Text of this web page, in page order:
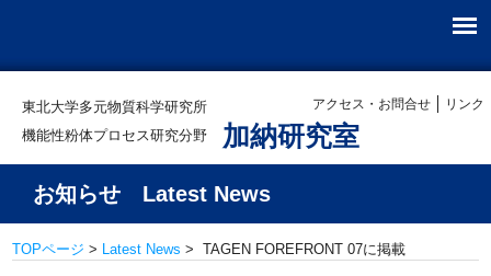
東北大学多元物質科学研究所
機能性粉体プロセス研究分野
加納研究室
アクセス・お問合せ リンク
お知らせ Latest News
TOPページ > Latest News > TAGEN FOREFRONT 07に掲載